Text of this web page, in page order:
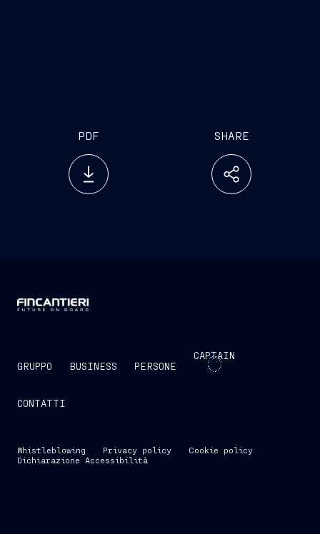
PDF SHARE
GRUPPO BUSINESS PERSONE
CAPTAIN
CONTATTI
Whistleblowing Privacy policy
Cookie policy
Dichiarazione Accessibilità